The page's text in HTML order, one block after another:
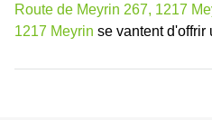
Route de Meyrin 267, 1217
1217 Meyrin se vantent d'offrir